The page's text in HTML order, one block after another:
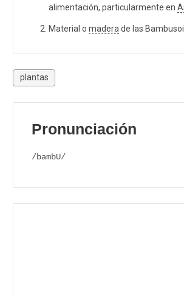
alimentación, particularmente en
Material o madera de las
plantas
Pronunciación
/bambU/